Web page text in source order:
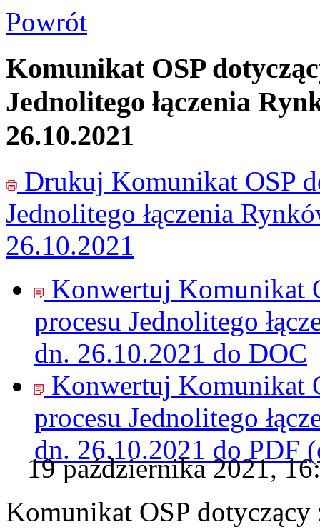
Powrót
Komunikat OSP
Jednolitego łączenia
26.10.2021
Drukuj Komunikat OSP
Jednolitego łączenia
26.10.2021
Konwertuj Komunikat
procesu Jednolitego
dn. 26.10.2021 do DOC
Konwertuj Komunikat
procesu Jednolitego
dn. 26.10.2021 do PDF
19 października 2021,
Komunikat OSP dotyczący